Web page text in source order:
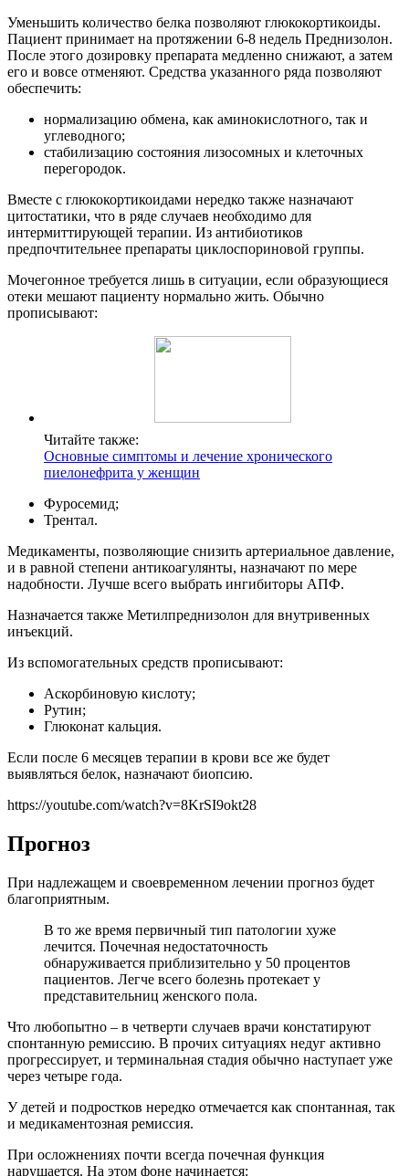
Уменьшить количество белка позволяют глюкокортикоиды.
Пациент принимает на протяжении 6-8 недель Преднизолон.
После этого дозировку препарата медленно снижают, а затем
его и вовсе отменяют. Средства указанного ряда позволяют
обеспечить:
нормализацию обмена, как аминокислотного, так и
углеводного;
стабилизацию состояния лизосомных и клеточных
перегородок.
Вместе с глюкокортикоидами нередко также назначают
цитостатики, что в ряде случаев необходимо для
интермиттирующей терапии. Из антибиотиков
предпочтительнее препараты циклоспориновой группы.
Мочегонное требуется лишь в ситуации, если образующиеся
отеки мешают пациенту нормально жить. Обычно
прописывают:
Читайте также:
Основные симптомы и лечение хронического
пиелонефрита у женщин
Фуросемид;
Трентал.
Медикаменты, позволяющие снизить артериальное давление,
и в равной степени антикоагулянты, назначают по мере
надобности. Лучше всего выбрать ингибиторы АПФ.
Назначается также Метилпреднизолон для внутривенных
инъекций.
Из вспомогательных средств прописывают:
Аскорбиновую кислоту;
Рутин;
Глюконат кальция.
Если после 6 месяцев терапии в крови все же будет
выявляться белок, назначают биопсию.
https://youtube.com/watch?v=8KrSI9okt28
Прогноз
При надлежащем и своевременном лечении прогноз будет
благоприятным.
В то же время первичный тип патологии хуже
лечится. Почечная недостаточность
обнаруживается приблизительно у 50 процентов
пациентов. Легче всего болезнь протекает у
представительниц женского пола.
Что любопытно – в четверти случаев врачи констатируют
спонтанную ремиссию. В прочих ситуациях недуг активно
прогрессирует, и терминальная стадия обычно наступает уже
через четыре года.
У детей и подростков нередко отмечается как спонтанная, так
и медикаментозная ремиссия.
При осложнениях почти всегда почечная функция
нарушается. На этом фоне начинается: